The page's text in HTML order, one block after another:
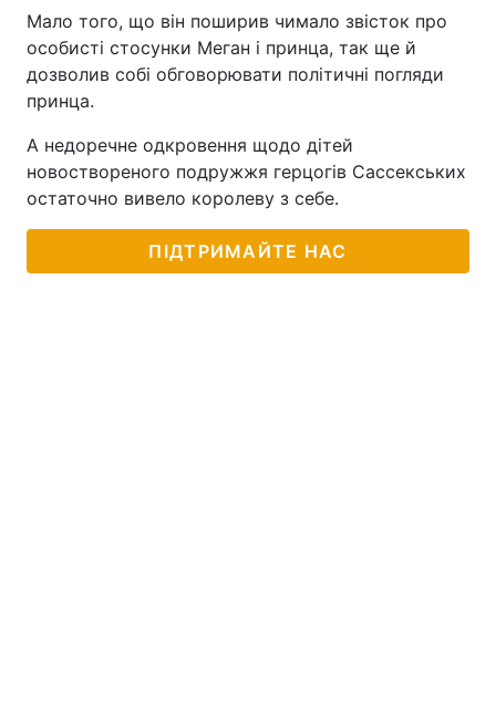
Мало того, що він поширив чимало звісток про
особисті стосунки Меган і принца, так ще й
дозволив собі обговорювати політичні погляди
принца.
А недоречне одкровення щодо дітей
новоствореного подружжя герцогів Сассекських
остаточно вивело королеву з себе.
ПІДТРИМАЙТЕ НАС